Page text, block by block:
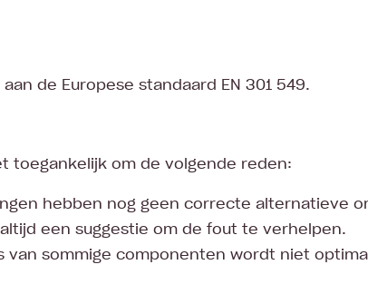
de Europese standaard EN 301 549.
toegankelijk om de volgende reden:
hebben nog geen correcte alternatieve
een suggestie om de fout te verhelpen.
van sommige componenten wordt niet